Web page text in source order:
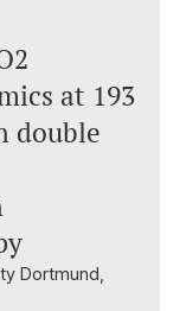
at 193
double
Dortmund,